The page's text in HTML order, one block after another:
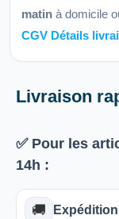
matin à domicile
CGV Détails
Livraison
✅ Pour les
14h :
🚚